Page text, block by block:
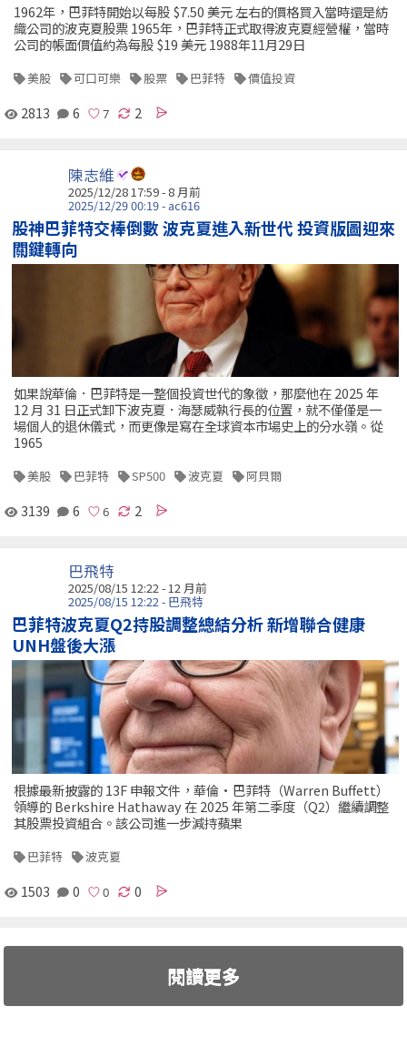
1962年，巴菲特開始以每股 $7.50 美元 左右的價格買入當時還是紡
織公司的波克夏股票 1965年，巴菲特正式取得波克夏經營權，當時
公司的帳面價值約為每股 $19 美元 1988年11月29日
美股 可口可樂 股票 巴菲特 價值投資
2813 6 2
陳志維
2025/12/28 17:59 - 8 月前
2025/12/29 00:19 - ac616
股神巴菲特交棒倒數 波克夏進入新世代 投資版圖迎來
關鍵轉向
如果說華倫．巴菲特是一整個投資世代的象徵，那麼他在 2025 年
12 月 31 日正式卸下波克夏．海瑟威執行長的位置，就不僅僅是一
場個人的退休儀式，而更像是寫在全球資本市場史上的分水嶺。從
1965
美股 巴菲特 SP500 波克夏 阿貝爾
3139 6 2
巴飛特
2025/08/15 12:22 - 12 月前
2025/08/15 12:22 - 巴飛特
巴菲特波克夏Q2持股調整總結分析 新增聯合健康
UNH盤後大漲
根據最新披露的 13F 申報文件，華倫·巴菲特（Warren Buffett）
領導的 Berkshire Hathaway 在 2025 年第二季度（Q2）繼續調整
其股票投資組合。該公司進一步減持蘋果
巴菲特 波克夏
1503 0 0
閱讀更多